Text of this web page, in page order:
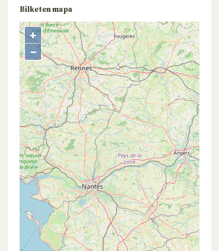
Bilketen mapa
+
−